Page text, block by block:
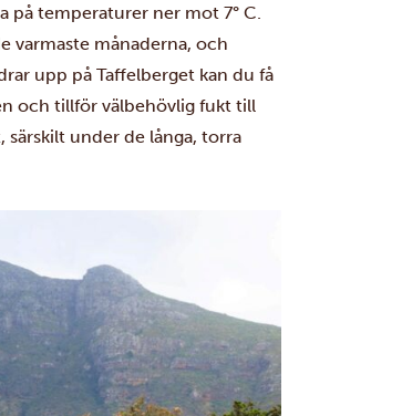
på temperaturer ner mot 7° C.
varmaste månaderna, och
upp på Taffelberget kan du få
och tillför välbehövlig fukt till
under de långa, torra